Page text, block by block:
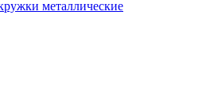
металлические